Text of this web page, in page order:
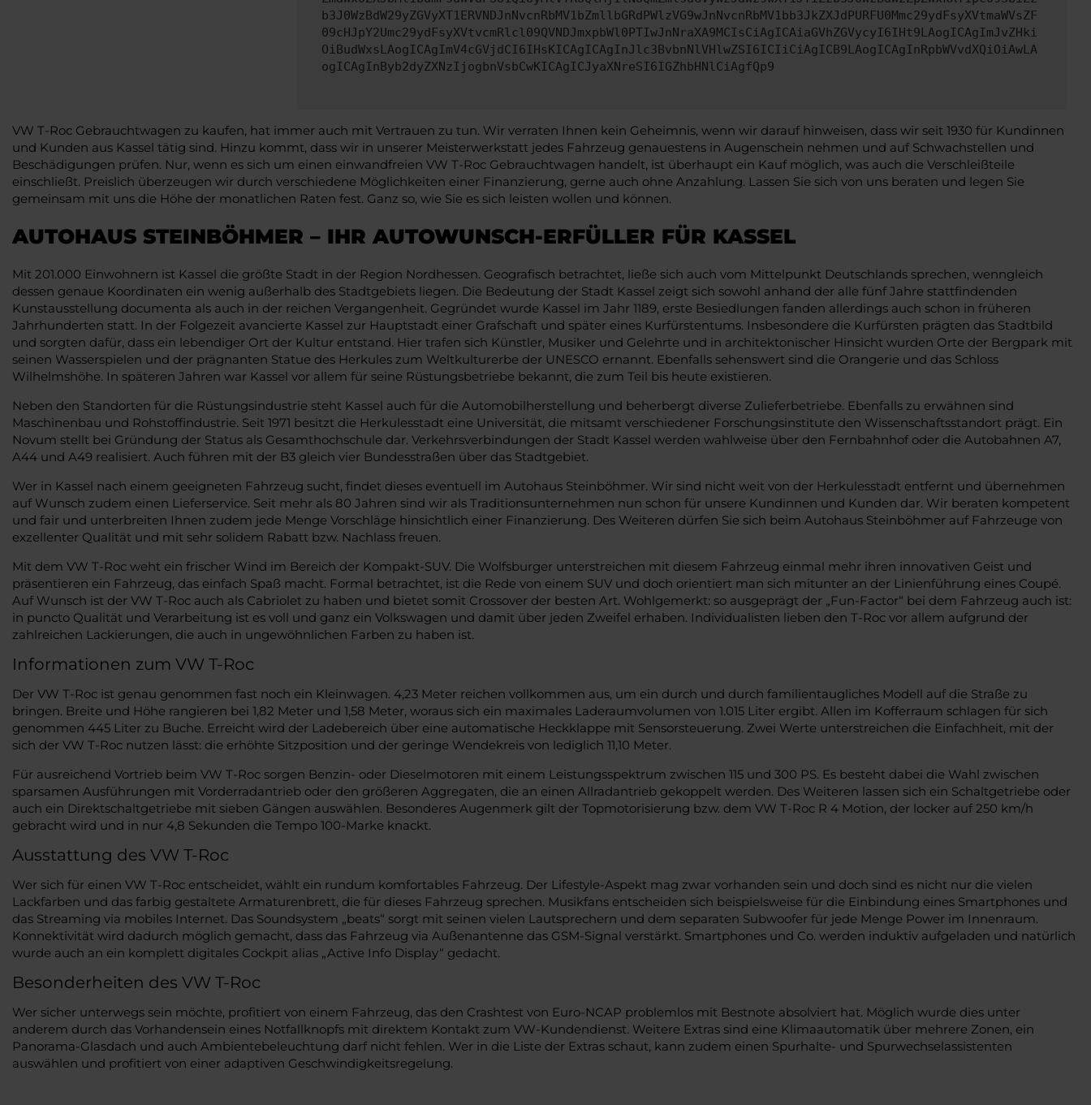
b3J0WzBdW29yZGVyXT1ERVNDJnNvcnRbMV1bZmllbGRdPWlzVG9wJnNvcnRbMV1bb3JkZXJdPURFU0Mmc29ydFsyXVtmaWVsZF
09cHJpY2Umc29ydFsyXVtvcmRlcl09QVNDJmxpbWl0PTIwJnNraXA9MCIsCiAgICAiaGVhZGVycyI6IHt9LAogICAgImJvZHki
OiBudWxsLAogICAgImV4cGVjdCI6IHsKICAgICAgInJlc3BvbnNlVHlwZSI6ICIiCiAgICB9LAogICAgInRpbWVvdXQiOiAwLA
ogICAgInByb2dyZXNzIjogbnVsbCwKICAgICJyaXNreSI6IGZhbHNlCiAgfQp9
VW T-Roc Gebrauchtwagen zu kaufen, hat immer auch mit Vertrauen zu tun. Wir verraten Ihnen kein Geheimnis, wenn wir darauf hinweisen, dass wir seit 1930 für Kundinnen
und Kunden aus Kassel tätig sind. Hinzu kommt, dass wir in unserer Meisterwerkstatt jedes Fahrzeug genauestens in Augenschein nehmen und auf Schwachstellen und
Beschädigungen prüfen. Nur, wenn es sich um einen einwandfreien VW T-Roc Gebrauchtwagen handelt, ist überhaupt ein Kauf möglich, was auch die Verschleißteile
einschließt. Preislich überzeugen wir durch verschiedene Möglichkeiten einer Finanzierung, gerne auch ohne Anzahlung. Lassen Sie sich von uns beraten und legen Sie
gemeinsam mit uns die Höhe der monatlichen Raten fest. Ganz so, wie Sie es sich leisten wollen und können.
AUTOHAUS STEINBÖHMER – IHR AUTOWUNSCH-ERFÜLLER FÜR KASSEL
Mit 201.000 Einwohnern ist Kassel die größte Stadt in der Region Nordhessen. Geografisch betrachtet, ließe sich auch vom Mittelpunkt Deutschlands sprechen, wenngleich
dessen genaue Koordinaten ein wenig außerhalb des Stadtgebiets liegen. Die Bedeutung der Stadt Kassel zeigt sich sowohl anhand der alle fünf Jahre stattfindenden
Kunstausstellung documenta als auch in der reichen Vergangenheit. Gegründet wurde Kassel im Jahr 1189, erste Besiedlungen fanden allerdings auch schon in früheren
Jahrhunderten statt. In der Folgezeit avancierte Kassel zur Hauptstadt einer Grafschaft und später eines Kurfürstentums. Insbesondere die Kurfürsten prägten das Stadtbild
und sorgten dafür, dass ein lebendiger Ort der Kultur entstand. Hier trafen sich Künstler, Musiker und Gelehrte und in architektonischer Hinsicht wurden Orte der Bergpark mit
seinen Wasserspielen und der prägnanten Statue des Herkules zum Weltkulturerbe der UNESCO ernannt. Ebenfalls sehenswert sind die Orangerie und das Schloss
Wilhelmshöhe. In späteren Jahren war Kassel vor allem für seine Rüstungsbetriebe bekannt, die zum Teil bis heute existieren.
Neben den Standorten für die Rüstungsindustrie steht Kassel auch für die Automobilherstellung und beherbergt diverse Zulieferbetriebe. Ebenfalls zu erwähnen sind
Maschinenbau und Rohstoffindustrie. Seit 1971 besitzt die Herkulesstadt eine Universität, die mitsamt verschiedener Forschungsinstitute den Wissenschaftsstandort prägt. Ein
Novum stellt bei Gründung der Status als Gesamthochschule dar. Verkehrsverbindungen der Stadt Kassel werden wahlweise über den Fernbahnhof oder die Autobahnen A7,
A44 und A49 realisiert. Auch führen mit der B3 gleich vier Bundesstraßen über das Stadtgebiet.
Wer in Kassel nach einem geeigneten Fahrzeug sucht, findet dieses eventuell im Autohaus Steinböhmer. Wir sind nicht weit von der Herkulesstadt entfernt und übernehmen
auf Wunsch zudem einen Lieferservice. Seit mehr als 80 Jahren sind wir als Traditionsunternehmen nun schon für unsere Kundinnen und Kunden dar. Wir beraten kompetent
und fair und unterbreiten Ihnen zudem jede Menge Vorschläge hinsichtlich einer Finanzierung. Des Weiteren dürfen Sie sich beim Autohaus Steinböhmer auf Fahrzeuge von
exzellenter Qualität und mit sehr solidem Rabatt bzw. Nachlass freuen.
Mit dem VW T-Roc weht ein frischer Wind im Bereich der Kompakt-SUV. Die Wolfsburger unterstreichen mit diesem Fahrzeug einmal mehr ihren innovativen Geist und
präsentieren ein Fahrzeug, das einfach Spaß macht. Formal betrachtet, ist die Rede von einem SUV und doch orientiert man sich mitunter an der Linienführung eines Coupé.
Auf Wunsch ist der VW T-Roc auch als Cabriolet zu haben und bietet somit Crossover der besten Art. Wohlgemerkt: so ausgeprägt der „Fun-Factor“ bei dem Fahrzeug auch ist:
in puncto Qualität und Verarbeitung ist es voll und ganz ein Volkswagen und damit über jeden Zweifel erhaben. Individualisten lieben den T-Roc vor allem aufgrund der
zahlreichen Lackierungen, die auch in ungewöhnlichen Farben zu haben ist.
Informationen zum VW T-Roc
Der VW T-Roc ist genau genommen fast noch ein Kleinwagen. 4,23 Meter reichen vollkommen aus, um ein durch und durch familientaugliches Modell auf die Straße zu
bringen. Breite und Höhe rangieren bei 1,82 Meter und 1,58 Meter, woraus sich ein maximales Laderaumvolumen von 1.015 Liter ergibt. Allen im Kofferraum schlagen für sich
genommen 445 Liter zu Buche. Erreicht wird der Ladebereich über eine automatische Heckklappe mit Sensorsteuerung. Zwei Werte unterstreichen die Einfachheit, mit der
sich der VW T-Roc nutzen lässt: die erhöhte Sitzposition und der geringe Wendekreis von lediglich 11,10 Meter.
Für ausreichend Vortrieb beim VW T-Roc sorgen Benzin- oder Dieselmotoren mit einem Leistungsspektrum zwischen 115 und 300 PS. Es besteht dabei die Wahl zwischen
sparsamen Ausführungen mit Vorderradantrieb oder den größeren Aggregaten, die an einen Allradantrieb gekoppelt werden. Des Weiteren lassen sich ein Schaltgetriebe oder
auch ein Direktschaltgetriebe mit sieben Gängen auswählen. Besonderes Augenmerk gilt der Topmotorisierung bzw. dem VW T-Roc R 4 Motion, der locker auf 250 km/h
gebracht wird und in nur 4,8 Sekunden die Tempo 100-Marke knackt.
Ausstattung des VW T-Roc
Wer sich für einen VW T-Roc entscheidet, wählt ein rundum komfortables Fahrzeug. Der Lifestyle-Aspekt mag zwar vorhanden sein und doch sind es nicht nur die vielen
Lackfarben und das farbig gestaltete Armaturenbrett, die für dieses Fahrzeug sprechen. Musikfans entscheiden sich beispielsweise für die Einbindung eines Smartphones und
das Streaming via mobiles Internet. Das Soundsystem „beats“ sorgt mit seinen vielen Lautsprechern und dem separaten Subwoofer für jede Menge Power im Innenraum.
Konnektivität wird dadurch möglich gemacht, dass das Fahrzeug via Außenantenne das GSM-Signal verstärkt. Smartphones und Co. werden induktiv aufgeladen und natürlich
wurde auch an ein komplett digitales Cockpit alias „Active Info Display“ gedacht.
Besonderheiten des VW T-Roc
Wer sicher unterwegs sein möchte, profitiert von einem Fahrzeug, das den Crashtest von Euro-NCAP problemlos mit Bestnote absolviert hat. Möglich wurde dies unter
anderem durch das Vorhandensein eines Notfallknopfs mit direktem Kontakt zum VW-Kundendienst. Weitere Extras sind eine Klimaautomatik über mehrere Zonen, ein
Panorama-Glasdach und auch Ambientebeleuchtung darf nicht fehlen. Wer in die Liste der Extras schaut, kann zudem einen Spurhalte- und Spurwechselassistenten
auswählen und profitiert von einer adaptiven Geschwindigkeitsregelung.